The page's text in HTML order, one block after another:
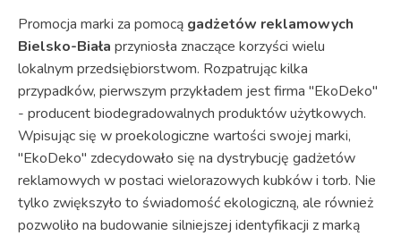
Promocja marki za pomocą gadżetów reklamowych
Bielsko-Biała przyniosła znaczące korzyści wielu
lokalnym przedsiębiorstwom. Rozpatrując kilka
przypadków, pierwszym przykładem jest firma "EkoDeko"
- producent biodegradowalnych produktów użytkowych.
Wpisując się w proekologiczne wartości swojej marki,
"EkoDeko" zdecydowało się na dystrybucję gadżetów
reklamowych w postaci wielorazowych kubków i torb. Nie
tylko zwiększyło to świadomość ekologiczną, ale również
pozwoliło na budowanie silniejszej identyfikacji z marką